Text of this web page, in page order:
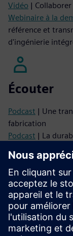
Vidéo |
Webinaire à la
référence et
d'ingénierie
Écouter
Podcast | Une
fabrication
Podcast | La
Lire
Blog |
Infographie|